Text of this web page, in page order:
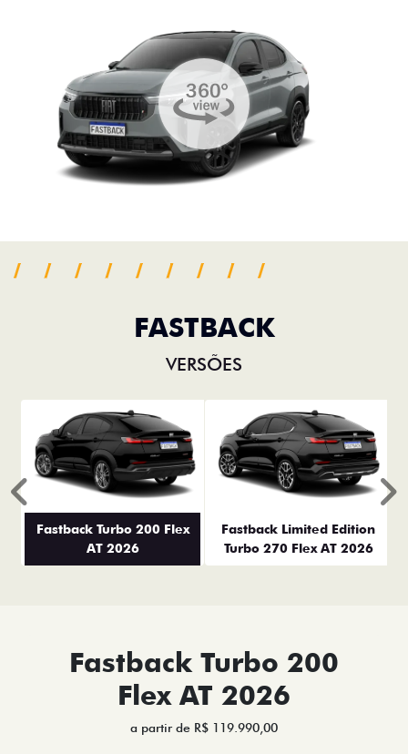
FASTBACK
VERSÕES
Fastback Turbo 200 Flex
AT 2026
Fastback Limited Edition
Turbo 270 Flex AT 2026
Anterior
Fastback Turbo 200
Flex AT 2026
a partir de R$ 119.990,00